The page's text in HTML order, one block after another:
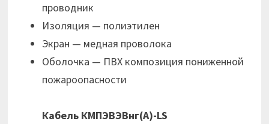
проводник
Изоляция — полиэтилен
Экран — медная проволока
Оболочка — ПВХ композиция пониженной
пожароопасности
Кабель КМПЭВЭВнг(А)-LS